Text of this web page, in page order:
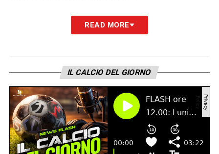
LA SFIDA PIU’ ATTESA– «Sarò banale, ma
quella con la Fiorentina è la partita che tutti i
LA PLAYLIST DELLE NOSTRE TOP NEWS
READ MORE
IL CALCIO DEL GIORNO